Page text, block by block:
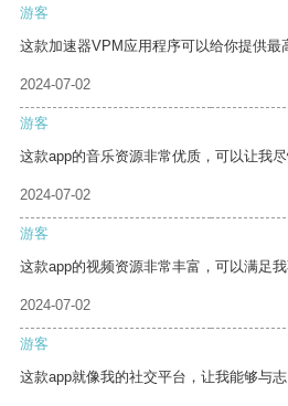
游客
这款加速器VPM应用程序可以给你提供最
2024-07-02
游客
这款app的音乐资源非常优质，可以让我尽
2024-07-02
游客
这款app的视频资源非常丰富，可以满足我
2024-07-02
游客
这款app就像我的社交平台，让我能够与